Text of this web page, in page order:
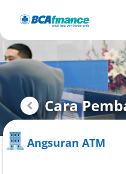
Cara
Angsuran ATM